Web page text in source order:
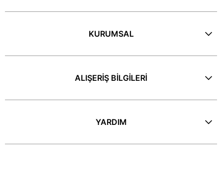
KURUMSAL
ALIŞERİŞ BİLGİLERİ
YARDIM